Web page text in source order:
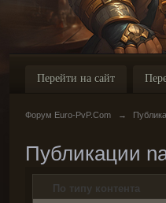
Перейти на сайт
Форум Euro-PvP.Com →
Публикации
По типу контента